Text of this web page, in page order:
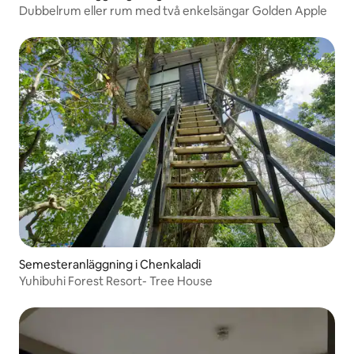
Dubbelrum eller rum med två enkelsängar Golden Apple
Semesteranläggning i Chenkaladi
Yuhibuhi Forest Resort- Tree House